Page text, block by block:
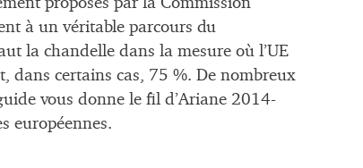
à un véritable parcours du
la chandelle dans la mesure où l’UE
dans certains cas, 75 %. De nombreux
vous donne le fil d’Ariane 2014-
européennes.